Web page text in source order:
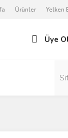
Ürünler Yelken
Üye